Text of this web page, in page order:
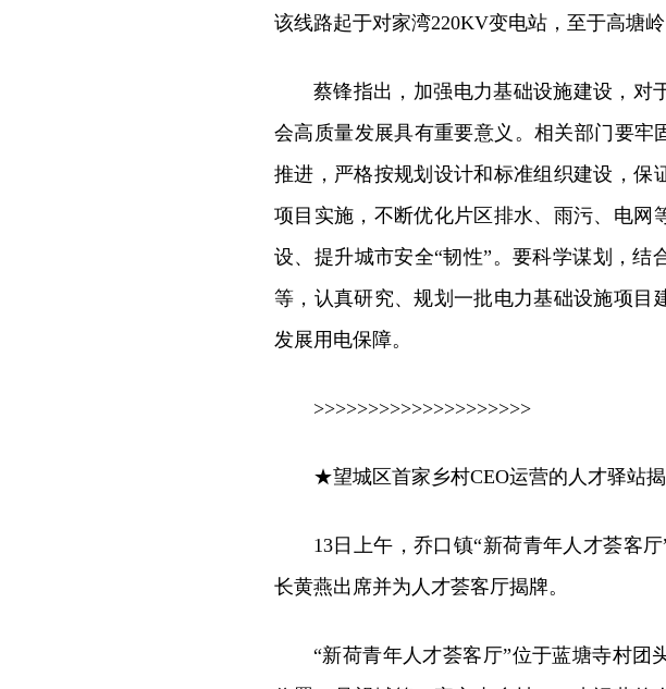
该线路起于对家湾220KV变电站，至于高塘
蔡锋指出，加强电力基础设施建设，对
会高质量发展具有重要意义。相关部门要牢
推进，严格按规划设计和标准组织建设，保
项目实施，不断优化片区排水、雨污、电网
设、提升城市安全“韧性”。要科学谋划，
等，认真研究、规划一批电力基础设施项目
发展用电保障。
>>>>>>>>>>>>>>>>>>>>
★望城区首家乡村CEO运营的人才驿站
13日上午，乔口镇“新荷青年人才荟客
长黄燕出席并为人才荟客厅揭牌。
“新荷青年人才荟客厅”位于蓝塘寺村团